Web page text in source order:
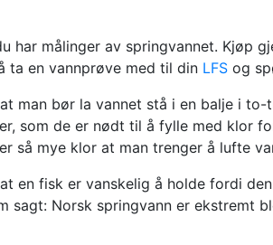
har målinger av springvannet. Kjøp
ta en vannprøve med til din LFS og
man bør la vannet stå i en balje i
som de er nødt til å fylle med klor
så mye klor at man trenger å lufte
en fisk er vanskelig å holde fordi
sagt: Norsk springvann er ekstremt